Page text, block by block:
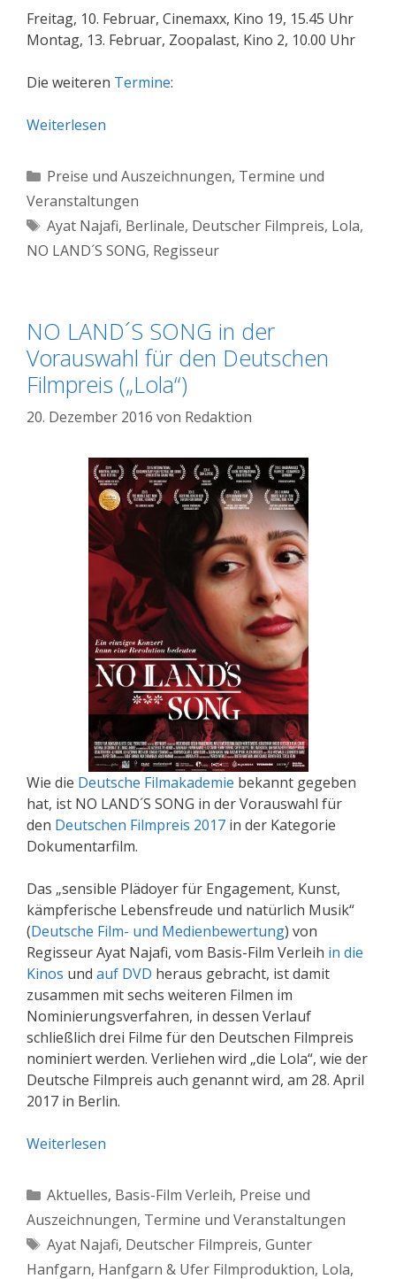
Freitag, 10. Februar, Cinemaxx, Kino 19, 15.45 Uhr
Montag, 13. Februar, Zoopalast, Kino 2, 10.00 Uhr
Die weiteren Termine:
Weiterlesen
Kategorien
Preise und Auszeichnungen, Termine und
Veranstaltungen
Schlagwörter
Ayat Najafi, Berlinale, Deutscher Filmpreis, Lola,
NO LAND´S SONG, Regisseur
NO LAND´S SONG in der
Vorauswahl für den Deutschen
Filmpreis („Lola“)
20. Dezember 2016 von Redaktion
Wie die Deutsche Filmakademie bekannt gegeben
hat, ist NO LAND´S SONG in der Vorauswahl für
den Deutschen Filmpreis 2017 in der Kategorie
Dokumentarfilm.
Das „sensible Plädoyer für Engagement, Kunst,
kämpferische Lebensfreude und natürlich Musik“
(Deutsche Film- und Medienbewertung) von
Regisseur Ayat Najafi, vom Basis-Film Verleih in die
Kinos und auf DVD heraus gebracht, ist damit
zusammen mit sechs weiteren Filmen im
Nominierungsverfahren, in dessen Verlauf
schließlich drei Filme für den Deutschen Filmpreis
nominiert werden. Verliehen wird „die Lola“, wie der
Deutsche Filmpreis auch genannt wird, am 28. April
2017 in Berlin.
Weiterlesen
Kategorien
Aktuelles, Basis-Film Verleih, Preise und
Auszeichnungen, Termine und Veranstaltungen
Schlagwörter
Ayat Najafi, Deutscher Filmpreis, Gunter
Hanfgarn, Hanfgarn & Ufer Filmproduktion, Lola,